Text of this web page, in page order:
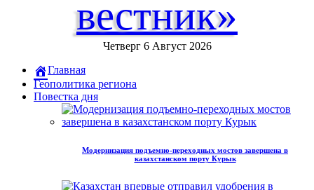
вестник»
Четверг 6 Август 2026
Главная
Геополитика региона
Повестка дня
Модернизация подъемно-переходных мостов завершена в
казахстанском порту Курык